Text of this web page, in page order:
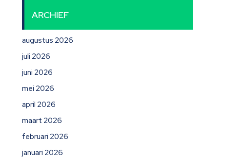
ARCHIEF
augustus 2026
juli 2026
juni 2026
mei 2026
april 2026
maart 2026
februari 2026
januari 2026